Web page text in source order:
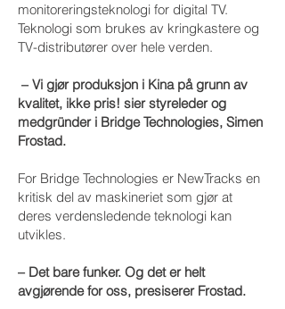
monitoreringsteknologi for digital TV.
Teknologi som brukes av kringkastere og
TV-distributører over hele verden.
– Vi gjør produksjon i Kina på grunn av
kvalitet, ikke pris! sier styreleder og
medgründer i Bridge Technologies, Simen
Frostad.
For Bridge Technologies er NewTracks en
kritisk del av maskineriet som gjør at
deres verdensledende teknologi kan
utvikles.
– Det bare funker. Og det er helt
avgjørende for oss, presiserer Frostad.